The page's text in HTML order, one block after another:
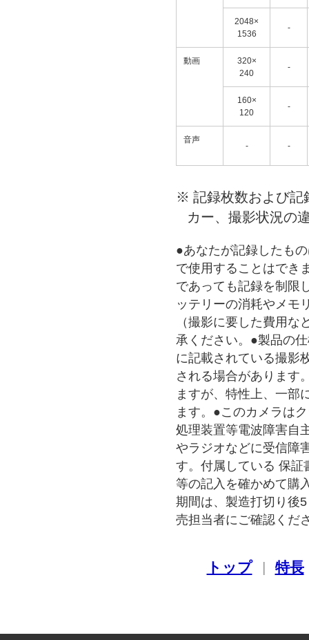
2048×
1536
-
動画
320×
240
-
160×
120
-
音声
- -
※ 記録枚数および記
カー、撮影状況の
●あなたが記録したも
で使用することはでき
であっても記録を制限
ッテリーの消耗やメモ
（撮影に要した費用
承ください。●製品の
に記載されている撮影
される場合があります
ますが、特性上、一部
ます。●このカメラは
処理装置等電波障害自
やラジオなどに受信障
す。付属している 保証
等の記入を確かめて購
期間は、製造打切り後
売担当者にご確認くだ
トップ | 特長